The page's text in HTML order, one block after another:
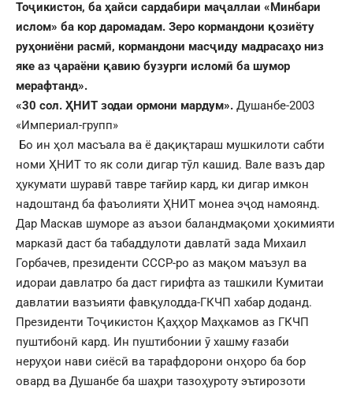
Тоҷикистон, ба ҳайси сардабири маҷаллаи «Минбари
ислом» ба кор даромадам. Зеро кормандони қозиёту
руҳониёни расмӣ, кормандони масҷиду мадрасаҳо низ
яке аз ҷараёни қавию бузурги исломӣ ба шумор
мерафтанд».
«30 сол. ҲНИТ зодаи ормони мардум». Душанбе-2003
«Империал-групп»
Бо ин ҳол масъала ва ё дақиқтараш мушкилоти сабти
номи ҲНИТ то як соли дигар тӯл кашид. Вале вазъ дар
ҳукумати шуравӣ тавре тағйир кард, ки дигар имкон
надоштанд ба фаъолияти ҲНИТ монеа эҷод намоянд.
Дар Маскав шуморе аз аъзои баландмақоми ҳокимияти
марказӣ даст ба табаддулоти давлатӣ зада Михаил
Горбачев, президенти СССР-ро аз мақом маъзул ва
идораи давлатро ба даст гирифта аз ташкили Кумитаи
давлатии вазъияти фавқулодда-ГКЧП хабар доданд.
Президенти Тоҷикистон Қаҳҳор Маҳкамов аз ГКЧП
пуштибонӣ кард. Ин пуштибонии ӯ хашму ғазаби
неруҳои нави сиёсӣ ва тарафдорони онҳоро ба бор
овард ва Душанбе ба шаҳри тазоҳуроту эътирозоти